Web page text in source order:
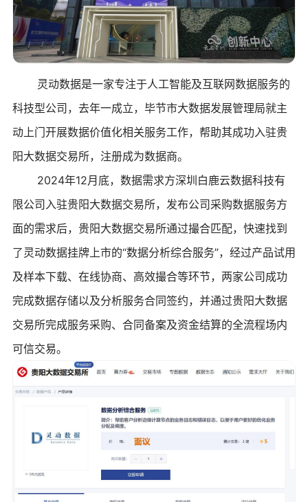
灵动数据是一家专注于人工智能及互联网数据服务的
科技型公司，去年一成立，毕节市大数据发展管理局就主
动上门开展数据价值化相关服务工作，帮助其成功入驻贵
阳大数据交易所，注册成为数据商。
2024年12月底，数据需求方深圳白鹿云数据科技有
限公司入驻贵阳大数据交易所，发布公司采购数据服务方
面的需求后，贵阳大数据交易所通过撮合匹配，快速找到
了灵动数据挂牌上市的“数据分析综合服务”，经过产品试用
及样本下载、在线协商、高效撮合等环节，两家公司成功
完成数据存储以及分析服务合同签约，并通过贵阳大数据
交易所完成服务采购、合同备案及资金结算的全流程场内
可信交易。